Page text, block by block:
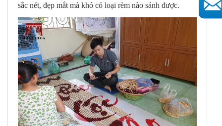
sắc nét, đẹp mắt mà khó có loại rèm nào sánh được.